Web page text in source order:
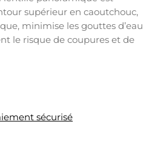
supérieur en caoutchouc,
minimise les gouttes d’eau
le risque de coupures et de
sécurisé